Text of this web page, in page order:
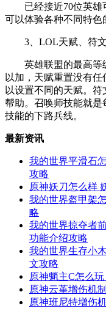
已经接近70位英雄可
可以体验各种不同特色
3、LOL天赋、符文
英雄联盟的最高等级
以加，天赋重置没有
以设置不同的天赋。
帮助。召唤师技能就是
技能的下路兵线。
最新资讯
我的世界平滑石
攻略
原神妖刀怎么样
我的世界盔甲架
略
我的世界掠夺者
功能介绍攻略
我的世界生存小
文攻略
原神魈主C怎么
原神云堇增伤机
原神班尼特增伤